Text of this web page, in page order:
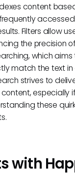
content
Filters allow
the precision
which
match the text in
strives to
especially
these
with